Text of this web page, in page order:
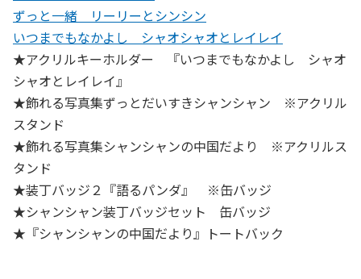
ずっと一緒 リーリーとシンシン
いつまでもなかよし シャオシャオとレイレイ
★アクリルキーホルダー 『いつまでもなかよし シャオ
シャオとレイレイ』
★飾れる写真集ずっとだいすきシャンシャン ※アクリル
スタンド
★飾れる写真集シャンシャンの中国だより ※アクリルス
タンド
★装丁バッジ２『語るパンダ』 ※缶バッジ
★シャンシャン装丁バッジセット 缶バッジ
★『シャンシャンの中国だより』トートバック